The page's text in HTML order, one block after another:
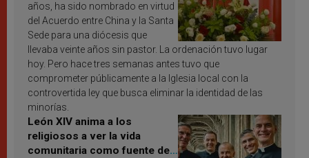
años, ha sido nombrado en virtud
del Acuerdo entre China y la Santa
Sede para una diócesis que
llevaba veinte años sin pastor. La ordenación tuvo lugar
hoy. Pero hace tres semanas antes tuvo que
comprometer públicamente a la Iglesia local con la
controvertida ley que busca eliminar la identidad de las
minorías.
León XIV anima a los
religiosos a ver la vida
comunitaria como fuente de